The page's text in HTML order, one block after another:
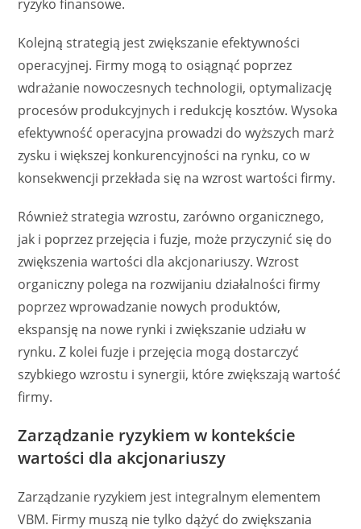
ryzyko finansowe.
Kolejną strategią jest zwiększanie efektywności
operacyjnej. Firmy mogą to osiągnąć poprzez
wdrażanie nowoczesnych technologii, optymalizację
procesów produkcyjnych i redukcję kosztów. Wysoka
efektywność operacyjna prowadzi do wyższych marż
zysku i większej konkurencyjności na rynku, co w
konsekwencji przekłada się na wzrost wartości firmy.
Również strategia wzrostu, zarówno organicznego,
jak i poprzez przejęcia i fuzje, może przyczynić się do
zwiększenia wartości dla akcjonariuszy. Wzrost
organiczny polega na rozwijaniu działalności firmy
poprzez wprowadzanie nowych produktów,
ekspansję na nowe rynki i zwiększanie udziału w
rynku. Z kolei fuzje i przejęcia mogą dostarczyć
szybkiego wzrostu i synergii, które zwiększają wartość
firmy.
Zarządzanie ryzykiem w kontekście
wartości dla akcjonariuszy
Zarządzanie ryzykiem jest integralnym elementem
VBM. Firmy muszą nie tylko dążyć do zwiększania